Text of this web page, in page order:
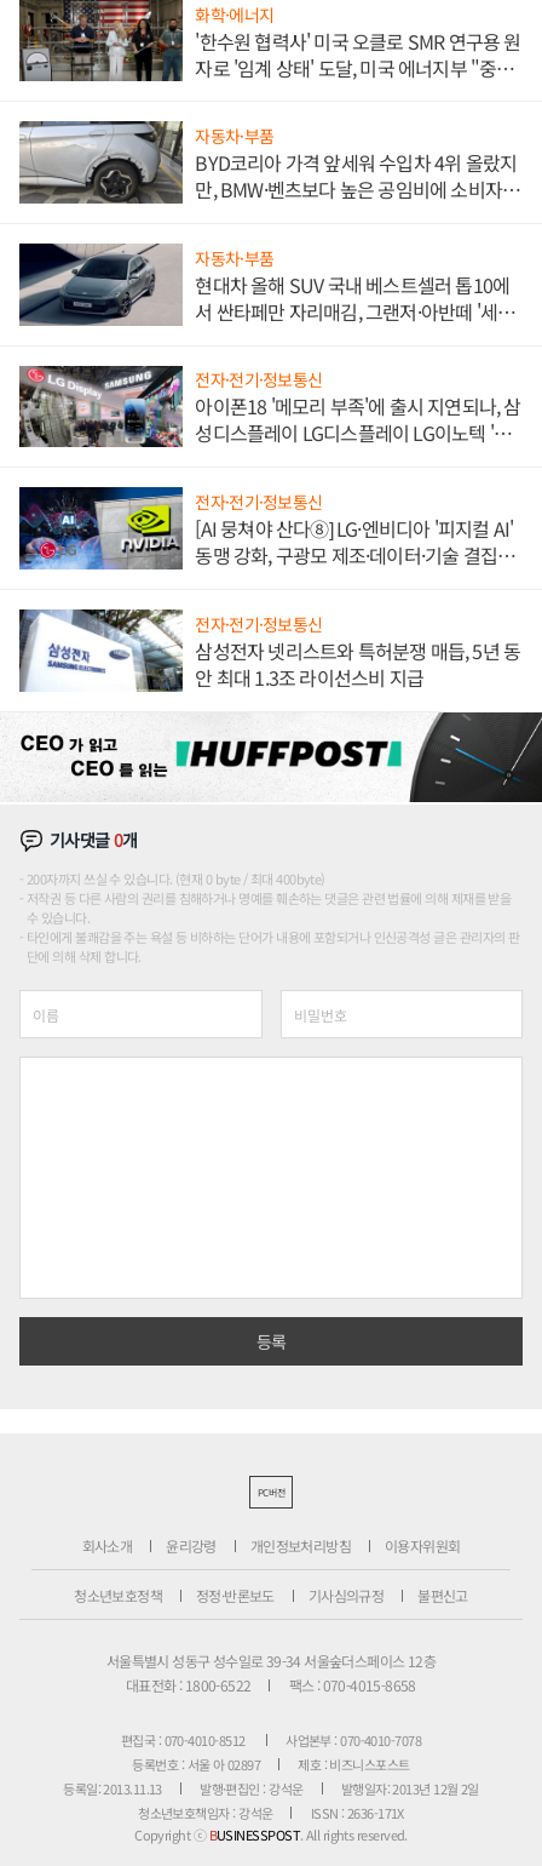
화학·에너지
'한수원 협력사' 미국 오클로 SMR 연구용 원
자로 '임계 상태' 도달, 미국 에너지부 "중요
자동차·부품
BYD코리아 가격 앞세워 수입차 4위 올랐지
만, BMW·벤츠보다 높은 공임비에 소비자
자동차·부품
현대차 올해 SUV 국내 베스트셀러 톱10에
서 싼타페만 자리매김, 그랜저·아반떼 '세단
전자·전기·정보통신
아이폰18 '메모리 부족'에 출시 지연되나, 삼
성디스플레이 LG디스플레이 LG이노텍 '탈
전자·전기·정보통신
[AI 뭉쳐야 산다⑧] LG·엔비디아 '피지컬 AI'
동맹 강화, 구광모 제조·데이터·기술 결집
전자·전기·정보통신
삼성전자 넷리스트와 특허분쟁 매듭, 5년 동
안 최대 1.3조 라이선스비 지급
기사댓글0개
200자까지 쓰실 수 있습니다. (현재 0 byte / 최대 400byte)
저작권 등 다른 사람의 권리를 침해하거나 명예를 훼손하는 댓글은 관련 법률에 의해 제재를 받을
수 있습니다.
타인에게 불쾌감을 주는 욕설 등 비하하는 단어가 내용에 포함되거나 인신공격성 글은 관리자의 판
단에 의해 삭제 합니다.
PC버전
회사소개 윤리강령 개인정보처리방침 이용자위원회
청소년보호정책 정정·반론보도 기사심의규정 불편신고
서울특별시 성동구 성수일로 39-34 서울숲더스페이스 12층
대표전화 : 1800-6522
팩스 : 070-4015-8658
편집국 : 070-4010-8512
사업본부 : 070-4010-7078
등록번호 : 서울 아 02897
제호 : 비즈니스포스트
등록일: 2013.11.13
발행·편집인 : 강석운
발행일자: 2013년 12월 2일
청소년보호책임자 : 강석운
ISSN : 2636-171X
Copyright ⓒBUSINESSPOST. All rights reserved.